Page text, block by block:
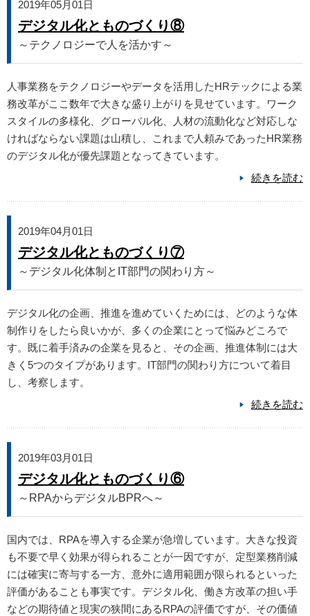
2019年05月01日
デジタル化とものづくり⑧
～テクノロジーで人を活かす～
人事業務をテクノロジーやデータを活用したHRテックによる業
務改革がここ数年で大きな盛り上がりを見せています。ワーク
スタイルの多様化、グローバル化、人材の流動化など対応しな
ければならない課題は山積し、これまで人頼みであったHR業務
のデジタル化が優先課題となってきています。
続きを読む
2019年04月01日
デジタル化とものづくり⑦
～デジタル化体制とIT部門の関わり方～
デジタル化の企画、推進を進めていくためには、どのような体
制作りをしたら良いかが、多くの企業にとって悩みどころで
す。既に着手済みの企業を見ると、その企画、推進体制には大
きく5つのタイプがあります。IT部門の関わり方について着目
し、考察します。
続きを読む
2019年03月01日
デジタル化とものづくり⑥
～RPAからデジタルBPRへ～
国内では、RPAを導入する企業が急増しています。大きな投資
も不要で早く効果が得られることが一因ですが、定型業務削減
には確実に寄与する一方、意外に適用範囲が限られるといった
評価があることも事実です。デジタル化、働き方改革の担い手
などの期待値と現実の狭間にあるRPAの評価ですが、その価値